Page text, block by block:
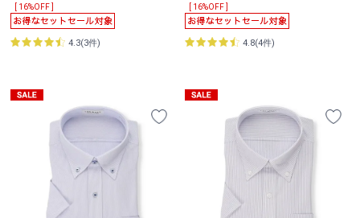
[ 16%OFF ]
4.3(3件)
[ 16%OFF ]
4.8(4件)